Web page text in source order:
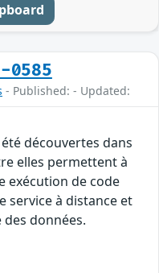
0585
- Published: - Updated:
découvertes dans
elles permettent à
exécution de code
service à distance et
données.